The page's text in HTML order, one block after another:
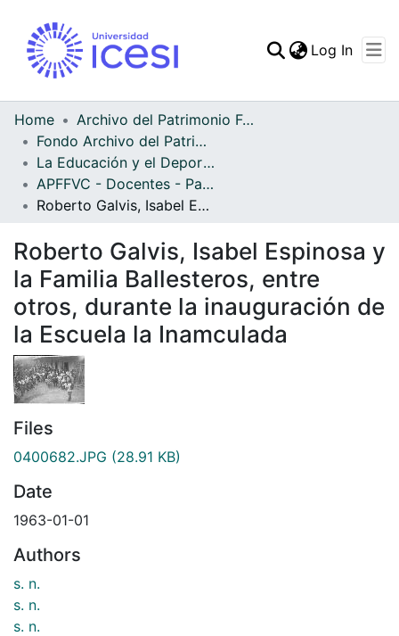
Log In
Home
Archivo del Patrimonio Fotográfico y Fílmico del Valle del Cauca
Fondo Archivo del Patrimonio Fotográfico y Fílmico del Valle del Cauca
La Educación y el Deporte
APFFVC - Docentes - Patrimonial
Roberto Galvis, Isabel Espinosa y la Familia Ballesteros, entre otros, durante la inauguración de la Escuela la Inamculada
Roberto Galvis, Isabel Espinosa y
la Familia Ballesteros, entre
otros, durante la inauguración de
la Escuela la Inamculada
Files
0400682.JPG (28.91 KB)
Date
1963-01-01
Authors
s. n.
s. n.
s. n.